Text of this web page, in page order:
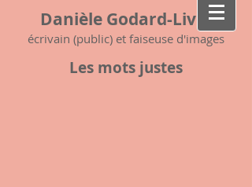
Danièle Godard-Livet
écrivain (public) et faiseuse d'images
Les mots justes